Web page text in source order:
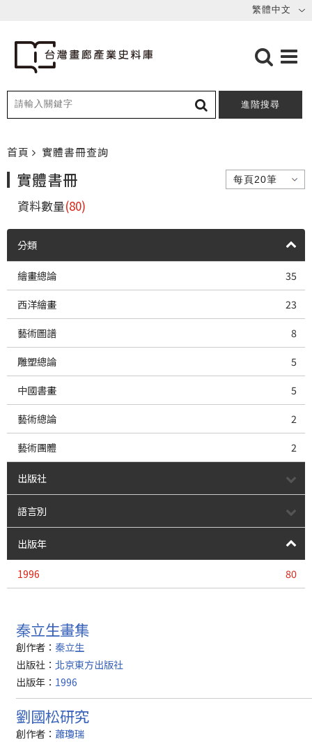
進階搜尋
首頁 實體書冊查詢
實體書冊
資料數量(80)
分類
繪畫總論
35
西洋繪畫
23
藝術圖譜
8
雕塑總論
5
中國書畫
5
藝術總論
2
藝術團體
2
出版社
語言別
出版年
1996 80
秦立生畫集
創作者： 秦立生
出版社： 北京東方出版社
出版年： 1996
劉國松研究
創作者： 蕭瓊瑞